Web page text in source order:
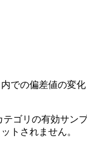
での偏差値の変
ゴリの有効サン
トされません。